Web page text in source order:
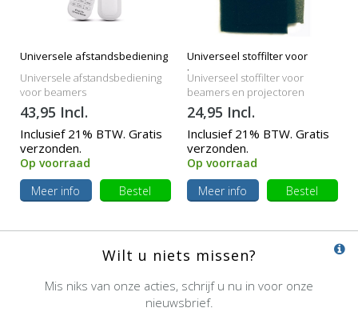
Universele afstandsbediening
Universele afstandsbediening
voor beamers
43,95 Incl.
Inclusief 21% BTW. Gratis
verzonden.
Op voorraad
Meer info
Bestel
Universeel stoffilter voor
beamers
Universeel stoffilter voor
beamers en projectoren
24,95 Incl.
Inclusief 21% BTW. Gratis
verzonden.
Op voorraad
Meer info
Bestel
Wilt u niets missen?
Mis niks van onze acties, schrijf u nu in voor onze
nieuwsbrief.